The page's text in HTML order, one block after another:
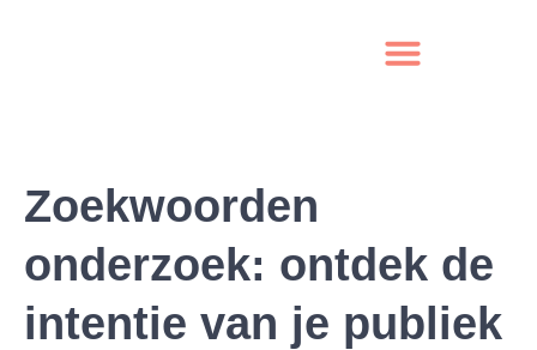
Zoekwoorden
onderzoek: ontdek de
intentie van je publiek